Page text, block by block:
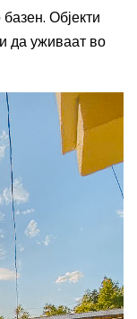
Објекти
да уживаат во